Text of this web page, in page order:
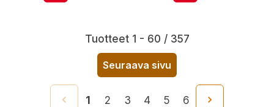
Tuotteet 1 - 60 / 357
Seuraava sivu
1 2 3 4 5 6